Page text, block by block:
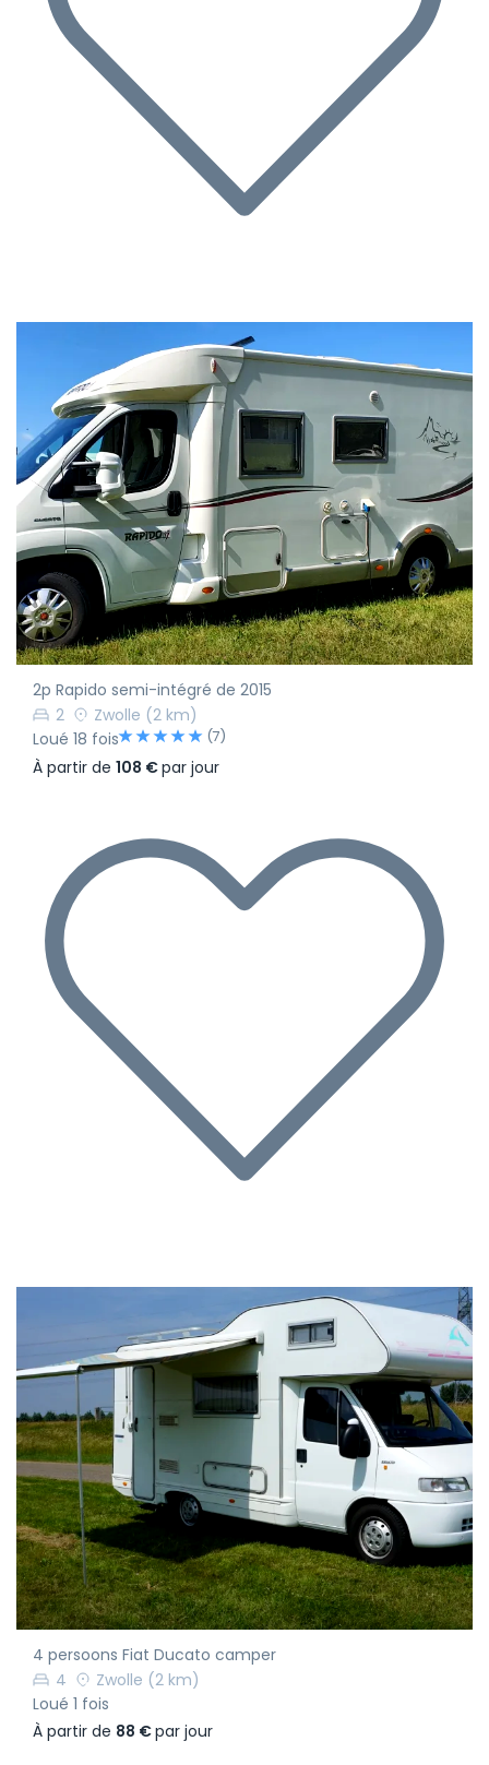
2p Rapido semi-intégré de 2015
2
Zwolle (2 km)
Loué 18 fois
(7)
À partir de 108 €par jour
4 persoons Fiat Ducato camper
4
Zwolle (2 km)
Loué 1 fois
À partir de 88 €par jour